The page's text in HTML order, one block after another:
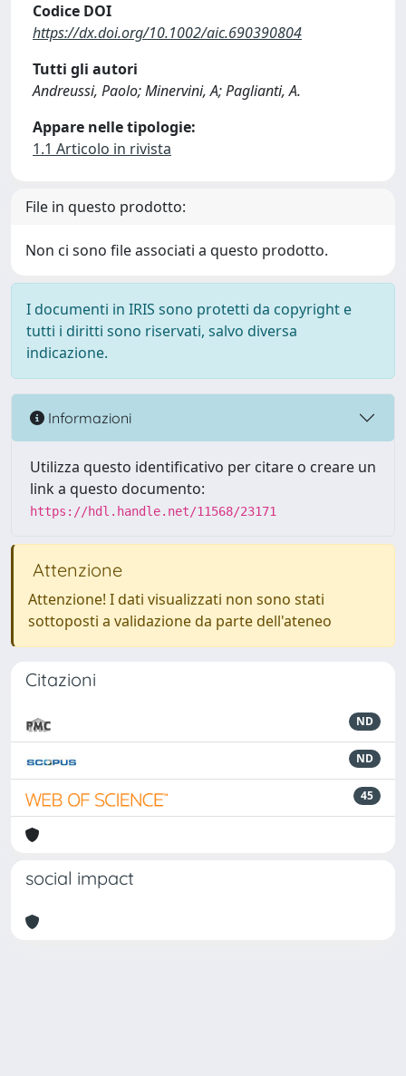
Codice DOI
https://dx.doi.org/10.1002/aic.690390804
Tutti gli autori
Andreussi, Paolo; Minervini, A; Paglianti, A.
Appare nelle tipologie:
1.1 Articolo in rivista
File in questo prodotto:
Non ci sono file associati a questo prodotto.
I documenti in IRIS sono protetti da copyright e
tutti i diritti sono riservati, salvo diversa
indicazione.
Informazioni
Utilizza questo identificativo per citare o creare un
link a questo documento:
https://hdl.handle.net/11568/23171
Attenzione
Attenzione! I dati visualizzati non sono stati
sottoposti a validazione da parte dell'ateneo
Citazioni
ND
ND
45
social impact